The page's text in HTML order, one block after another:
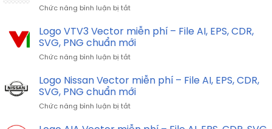
Thịnh
file
vector,
AI,
SVG,
CDR,
mới,
Chức năng bình luận bị tắtở
Ducati
Vector
phí
File
AI,
CDR,
Logo VTV3 Vector miễn phí – File AI, EPS, CDR,
SVG, PNG chuẩn mới
Chức năng bình luận bị tắtở
VTV3
Vector
phí
Logo Nissan Vector miễn phí – File AI, EPS, CDR,
SVG, PNG chuẩn mới
Chức năng bình luận bị tắtở
Nissan